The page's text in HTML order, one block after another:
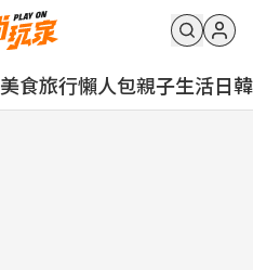
美食旅行懶人包親子生活日韓